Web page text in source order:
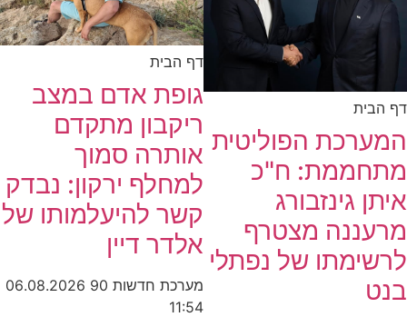
דף הבית
המערכת הפוליטית
מתחממת: ח"כ
איתן גינזבורג
מרעננה מצטרף
לרשימתו של נפתלי
בנט
דף הבית
גופת אדם במצב
ריקבון מתקדם
אותרה סמוך
למחלף ירקון: נבדק
קשר להיעלמותו של
אלדר דיין
מערכת חדשות 90
06.08.2026
11:54